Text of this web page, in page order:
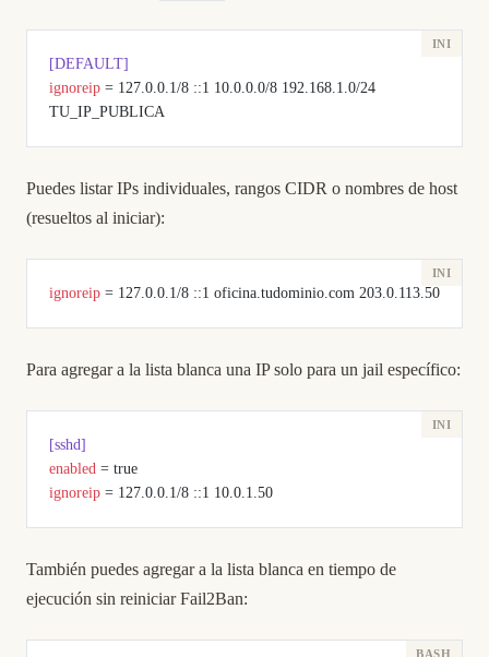
[DEFAULT]
ignoreip = 127.0.0.1/8 ::1 10.0.0.0/8 192.168.1.0/24
TU_IP_PUBLICA
Puedes listar IPs individuales, rangos CIDR o nombres de host
(resueltos al iniciar):
ignoreip = 127.0.0.1/8 ::1 oficina.tudominio.com 203.0.113.50
Para agregar a la lista blanca una IP solo para un jail específico:
[sshd]
enabled = true
ignoreip = 127.0.0.1/8 ::1 10.0.1.50
También puedes agregar a la lista blanca en tiempo de
ejecución sin reiniciar Fail2Ban: